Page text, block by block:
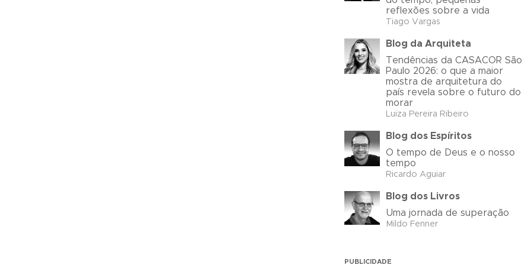
reflexões sobre a vida
Tiago Vargas
Blog da Arquiteta
Tendências da CASACOR São
Paulo 2026: o que a maior
mostra de arquitetura do
país revela sobre o futuro do
morar
Luiza Pereira Ribeiro
Blog dos Espíritos
O tempo de Deus e o nosso
tempo
Ricardo Aguiar
Blog dos Livros
Uma jornada de superação
Mildo Fenner
PUBLICIDADE